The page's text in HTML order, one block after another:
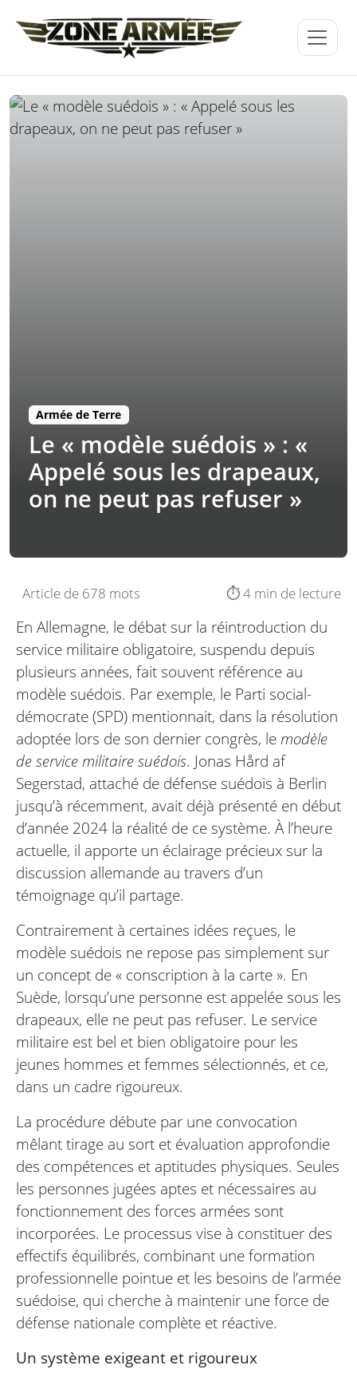
Armée de Terre
Le « modèle suédois » : «
Appelé sous les drapeaux,
on ne peut pas refuser »
Article de 678 mots ⏱️ 4 min de lecture
En Allemagne, le débat sur la réintroduction du
service militaire obligatoire, suspendu depuis
plusieurs années, fait souvent référence au
modèle suédois. Par exemple, le Parti social-
démocrate (SPD) mentionnait, dans la résolution
adoptée lors de son dernier congrès, lemodèle
de service militaire suédois. Jonas Hård af
Segerstad, attaché de défense suédois à Berlin
jusqu’à récemment, avait déjà présenté en début
d’année 2024 la réalité de ce système. À l’heure
actuelle, il apporte un éclairage précieux sur la
discussion allemande au travers d’un
témoignage qu’il partage.
Contrairement à certaines idées reçues, le
modèle suédois ne repose pas simplement sur
un concept de « conscription à la carte ». En
Suède, lorsqu’une personne est appelée sous les
drapeaux, elle ne peut pas refuser. Le service
militaire est bel et bien obligatoire pour les
jeunes hommes et femmes sélectionnés, et ce,
dans un cadre rigoureux.
La procédure débute par une convocation
mêlant tirage au sort et évaluation approfondie
des compétences et aptitudes physiques. Seules
les personnes jugées aptes et nécessaires au
fonctionnement des forces armées sont
incorporées. Le processus vise à constituer des
effectifs équilibrés, combinant une formation
professionnelle pointue et les besoins de l’armée
suédoise, qui cherche à maintenir une force de
défense nationale complète et réactive.
Un système exigeant et rigoureux